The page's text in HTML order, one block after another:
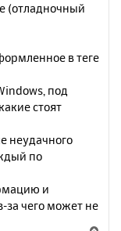
(отладночный
в теге
под
стоят
неудачного
по
и
чего может не